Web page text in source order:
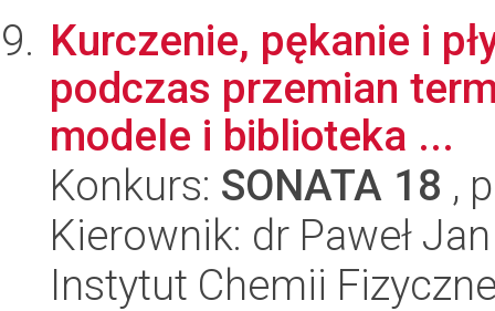
Kurczenie, pękanie i
podczas przemian
modele i biblioteka ...
Konkurs: SONATA 18 ,
Kierownik: dr Paweł
Instytut Chemii